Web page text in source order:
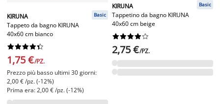
KIRUNA
Tappeto da bagno KIRUNA
40x60 cm bianco
Basic






1,75 €/PZ.
Prezzo più basso ultimi 30 giorni:
2,00 € /pz. (-12%)
Prima era: 2,00 € /pz. (-12%)
KIRUNA
Tappetino da bagno KIRUNA
40x60 cm beige
Basic






2,75 €/PZ.